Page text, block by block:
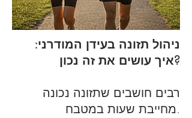
ניהול תזונה בעידן המודרני:
איך עושים את זה נכון?
רבים חושבים שתזונה נכונה
מחייבת שעות במטבח.